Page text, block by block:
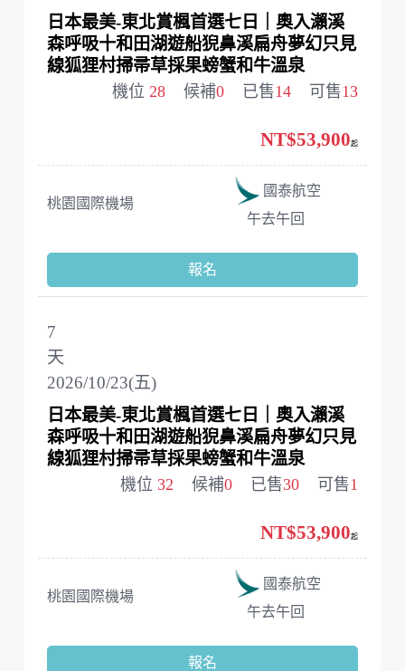
日本最美-東北賞楓首選七日｜奧入瀨溪
森呼吸十和田湖遊船猊鼻溪扁舟夢幻只見
線狐狸村掃帚草採果螃蟹和牛溫泉
機位 28 候補0 已售14 可售13
桃園國際機場
國泰航空
午去午回
NT$53,900起
報名
2026/10/23(五)
7
天
日本最美-東北賞楓首選七日｜奧入瀨溪
森呼吸十和田湖遊船猊鼻溪扁舟夢幻只見
線狐狸村掃帚草採果螃蟹和牛溫泉
機位 32 候補0 已售30 可售1
桃園國際機場
國泰航空
午去午回
NT$53,900起
報名